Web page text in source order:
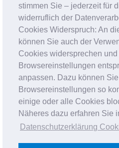
stimmen Sie – jederzeit für
widerruflich der
Cookies Widerspruch: An
können Sie auch der
Cookies widersprechen und
Browsereinstellungen
anpassen. Dazu können
Browsereinstellungen so
einige oder alle Cookies
Näheres dazu erfahren Sie
Datenschutzerklärung